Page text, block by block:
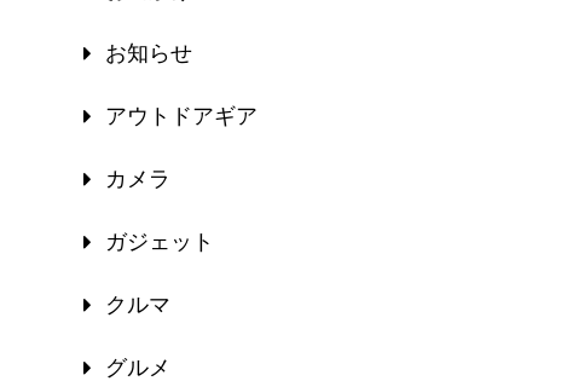
お知らせ
アウトドアギア
カメラ
ガジェット
クルマ
グルメ